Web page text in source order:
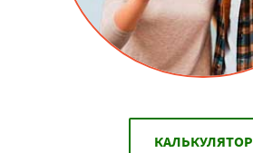
КАЛЬКУЛЯТОР